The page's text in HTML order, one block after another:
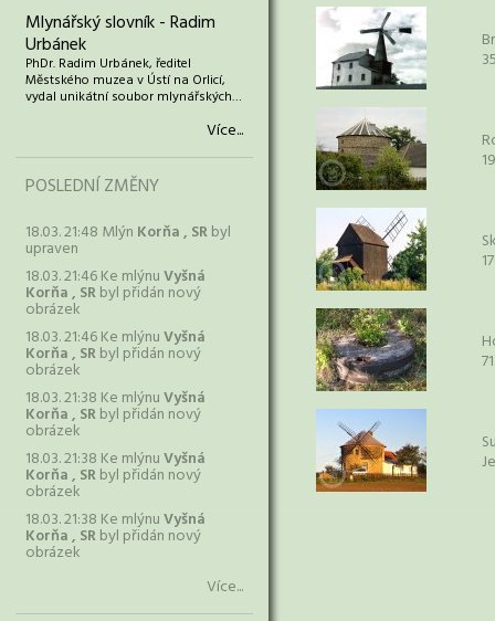
Mlynářský slovník - Radim
Urbánek
PhDr. Radim Urbánek, ředitel
Městského muzea v Ústí na Orlicí,
vydal unikátní soubor mlynářských…
Více...
POSLEDNÍ ZMĚNY
18.03. 21:48 Mlýn Korňa , SRbyl
upraven
18.03. 21:46 Ke mlýnuVyšná
Korňa , SRbyl přidán nový
obrázek
18.03. 21:46 Ke mlýnuVyšná
Korňa , SRbyl přidán nový
obrázek
18.03. 21:38 Ke mlýnuVyšná
Korňa , SRbyl přidán nový
obrázek
18.03. 21:38 Ke mlýnuVyšná
Korňa , SRbyl přidán nový
obrázek
18.03. 21:38 Ke mlýnuVyšná
Korňa , SRbyl přidán nový
obrázek
Více...
71